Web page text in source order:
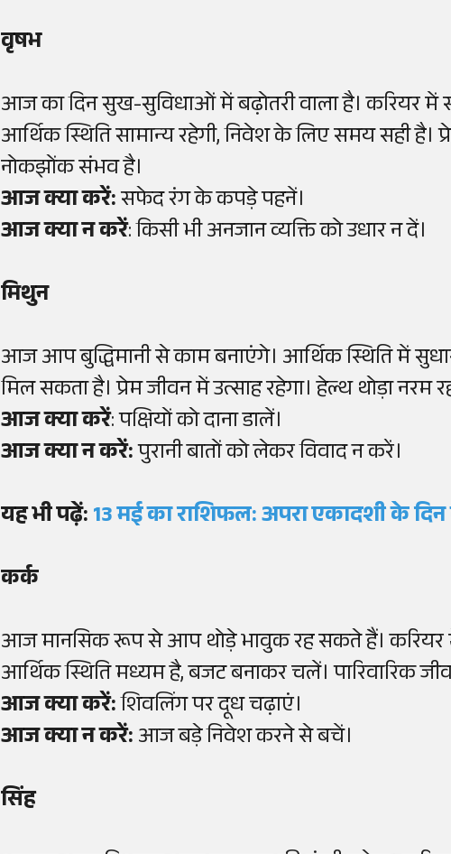
वृषभ
आज का दिन सुख-सुविधाओं में बढ़ोतरी वाला है। करियर में
आर्थिक स्थिति सामान्य रहेगी, निवेश के लिए समय सही है।
नोकझोंक संभव है।
आज क्या करें:सफेद रंग के कपड़े पहनें।
आज क्या न करें: किसी भी अनजान व्यक्ति को उधार न दें।
मिथुन
आज आप बुद्धिमानी से काम बनाएंगे। आर्थिक स्थिति में
मिल सकता है। प्रेम जीवन में उत्साह रहेगा। हेल्थ थोड़ा
आज क्या करें: पक्षियों को दाना डालें।
आज क्या न करें:पुरानी बातों को लेकर विवाद न करें।
यह भी पढ़ें:13 मई का राशिफल: अपरा एकादशी के
कर्क
आज मानसिक रूप से आप थोड़े भावुक रह सकते हैं। करियर
आर्थिक स्थिति मध्यम है, बजट बनाकर चलें। पारिवारिक
आज क्या करें:शिवलिंग पर दूध चढ़ाएं।
आज क्या न करें:आज बड़े निवेश करने से बचें।
सिंह